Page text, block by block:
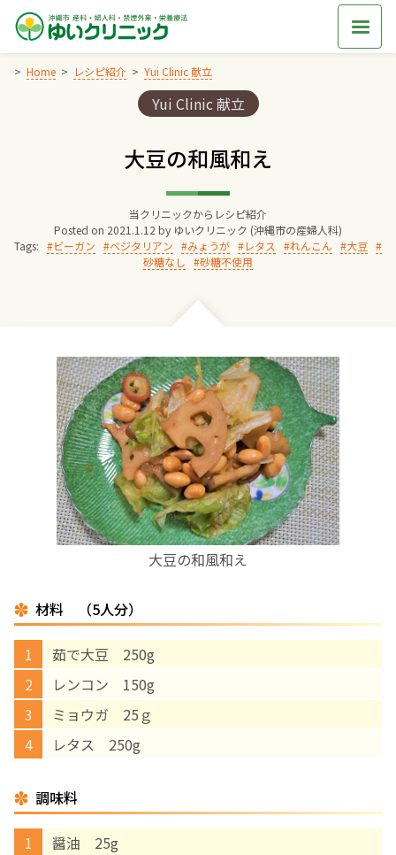
Skip
content
Home レシピ紹介 Yui Clinic 献立
Categories:
Yui Clinic 献立
大豆の和風和え
当クリニックからレシピ紹介
Posted on 2021.1.12 by ゆいクリニック (沖縄市の産婦人科)
Tags:
ビーガン ベジタリアン みょうが レタス れんこん
大豆
砂糖なし
砂糖不使用
大豆の和風和え
材料 （5人分）
茹で大豆 250g
レンコン 150g
ミョウガ 25ｇ
レタス 250g
調味料
醤油 25g
院長からのごあいさつ
妊婦健診
お産について
親と子の結びつき支援
母乳育児
その他の診療内容
‘さんルーム’ でさまざまな講座・クラス
遠方にお住まいで当院での出産を希望される方へ
English Page